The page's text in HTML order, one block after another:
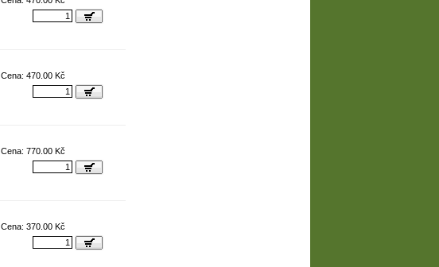
Cena: 470.00 Kč
Cena: 770.00 Kč
Cena: 370.00 Kč